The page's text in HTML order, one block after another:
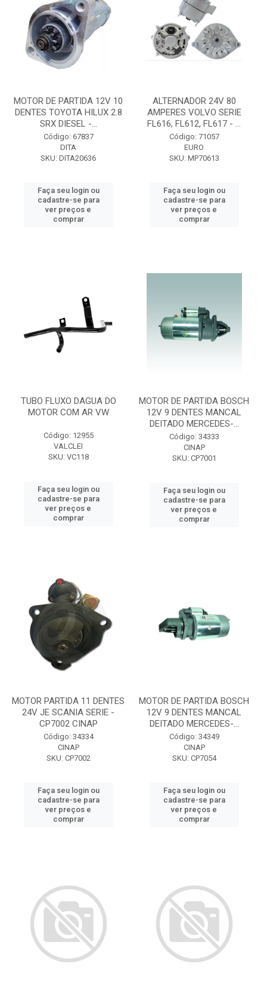
MOTOR DE PARTIDA 12V 10
DENTES TOYOTA HILUX 2.8
SRX DIESEL -...
Código: 67837
DITA
SKU: DITA20636
Faça seu login ou
cadastre-se para
ver preços e
comprar
ALTERNADOR 24V 80
AMPERES VOLVO SERIE
FL616, FL612, FL617 - ...
Código: 71057
EURO
SKU: MP70613
Faça seu login ou
cadastre-se para
ver preços e
comprar
TUBO FLUXO DAGUA DO
MOTOR COM AR VW
Código: 12955
VALCLEI
SKU: VC118
Faça seu login ou
cadastre-se para
ver preços e
comprar
MOTOR DE PARTIDA BOSCH
12V 9 DENTES MANCAL
DEITADO MERCEDES-...
Código: 34333
CINAP
SKU: CP7001
Faça seu login ou
cadastre-se para
ver preços e
comprar
MOTOR PARTIDA 11 DENTES
24V JE SCANIA SERIE -
CP7002 CINAP
Código: 34334
CINAP
SKU: CP7002
Faça seu login ou
cadastre-se para
ver preços e
comprar
MOTOR DE PARTIDA BOSCH
12V 9 DENTES MANCAL
DEITADO MERCEDES-...
Código: 34349
CINAP
SKU: CP7054
Faça seu login ou
cadastre-se para
ver preços e
comprar